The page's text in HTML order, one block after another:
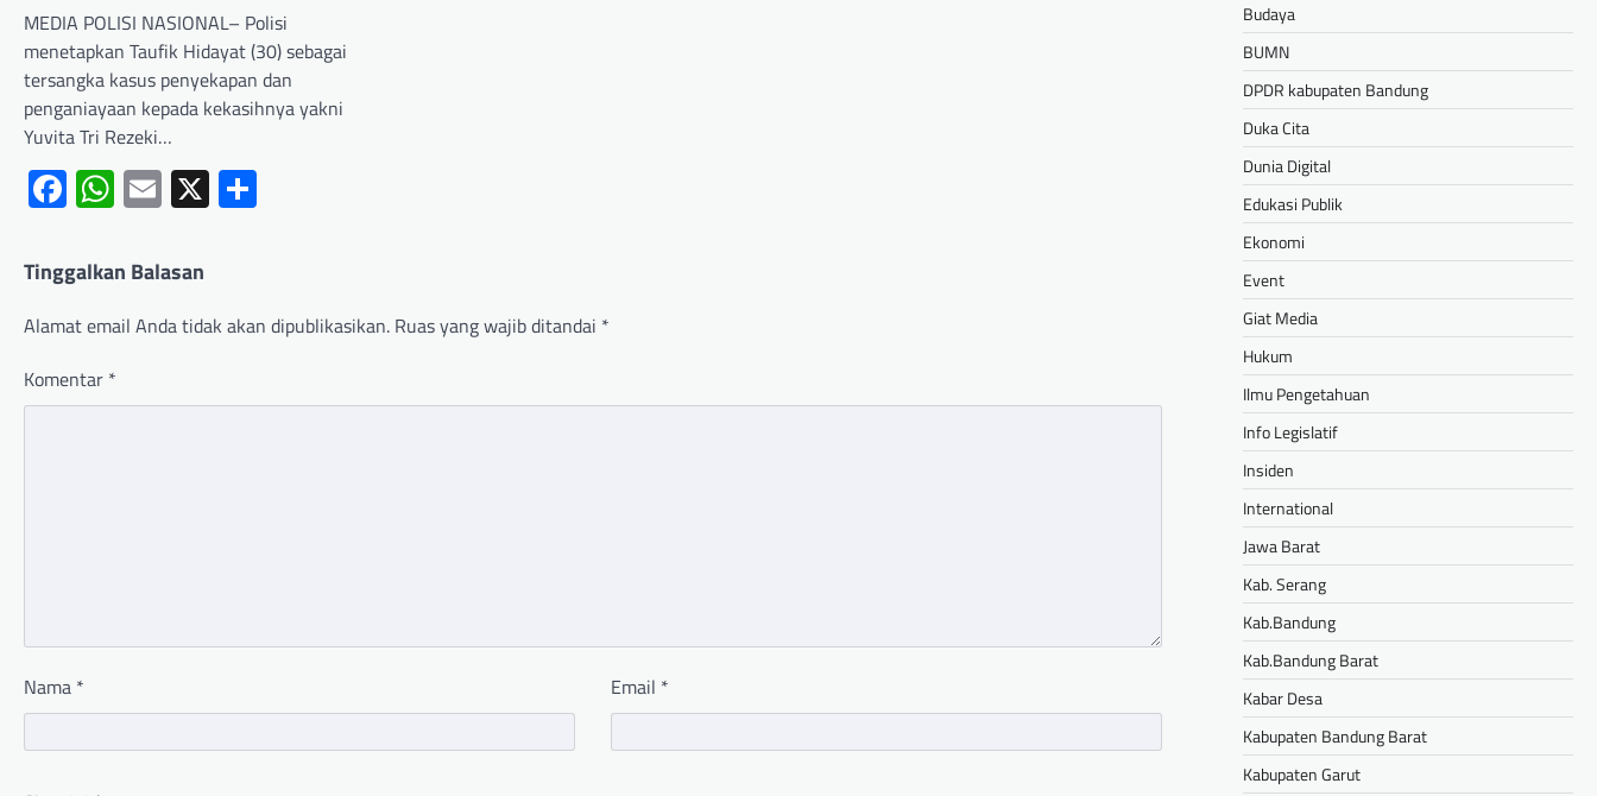
MEDIA POLISI NASIONAL– Polisi
menetapkan Taufik Hidayat (30) sebagai
tersangka kasus penyekapan dan
penganiayaan kepada kekasihnya yakni
Yuvita Tri Rezeki…
Facebook
WhatsApp
Email
X
Tinggalkan Balasan
Alamat email Anda tidak akan dipublikasikan. Ruas yang wajib ditandai *
Komentar *
Nama * Email *
Budaya
BUMN
DPDR kabupaten Bandung
Duka Cita
Dunia Digital
Edukasi Publik
Ekonomi
Event
Giat Media
Hukum
Ilmu Pengetahuan
Info Legislatif
Insiden
International
Jawa Barat
Kab. Serang
Kab.Bandung
Kab.Bandung Barat
Kabar Desa
Kabupaten Bandung Barat
Kabupaten Garut